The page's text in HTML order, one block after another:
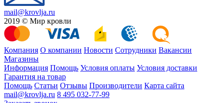
mail@krovlja.ru
2019 © Мир кровли
Компания О компании Новости Сотрудники Вакансии
Магазины
Информация Помощь Условия оплаты Условия доставки
Гарантия на товар
Помощь Статьи Отзывы Производители Карта сайта
mail@krovlja.ru 8 495 032-77-99